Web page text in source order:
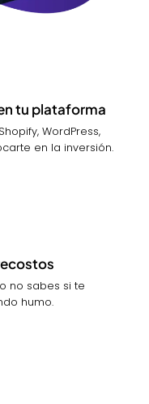
tu plataforma
WordPress,
en la inversión.
no sabes si te
humo.